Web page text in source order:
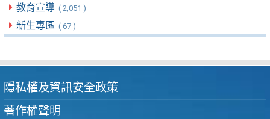
教育宣導 ( 2,051 )
新生專區 ( 67 )
隱私權及資訊安全政策
著作權聲明